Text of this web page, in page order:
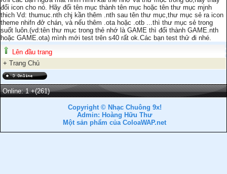
đổi icon cho nó. Hãy đổi tên mục thành tên mục hoặc tên thư mục mjnh
thich Vd: thumuc.nth chj kần thêm .nth sau tên thư mục,thư mục sẻ ra icon
theme nhifn đở chán, và nếu thêm .ota hoặc .otb ...thì thư mục sẻ trong
suốt luôn.(vd:tên thư mục trong thẻ nhớ là GAME thì đổi thành GAME.nth
hoặc GAME.ota) mình mới test trên s40 rất ok.Các bạn test thử đi nhé.
Lên đầu trang
+ Trang Chủ
Online: 1+(261)
Copyright © Nhạc Chuông 9x!
Admin: Hoàng Hữu Thư
Một sản phẩm của ColoaWAP.net